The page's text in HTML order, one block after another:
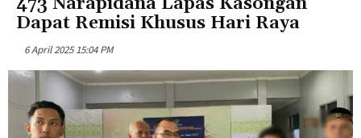
Dapat Remisi Khusus Hari Raya
6 April 2025 15:04 PM